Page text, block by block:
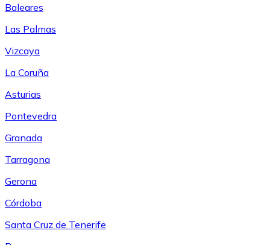
Baleares
Las Palmas
Vizcaya
La Coruña
Asturias
Pontevedra
Granada
Tarragona
Gerona
Córdoba
Santa Cruz de Tenerife